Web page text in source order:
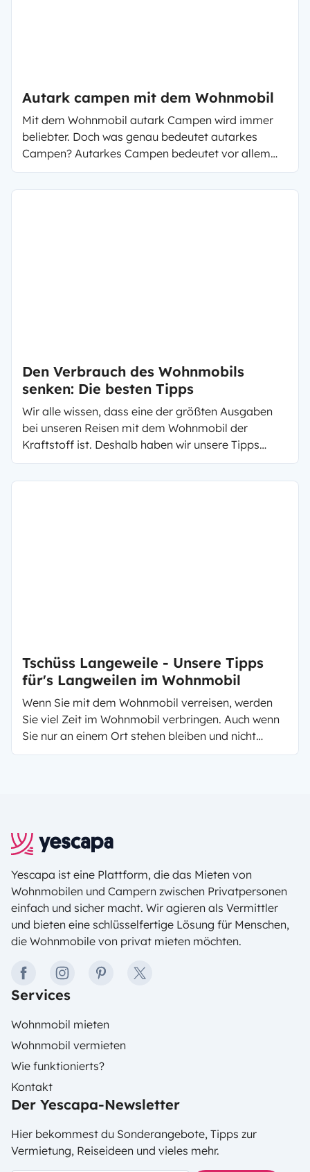
Autark campen mit dem Wohnmobil
Mit dem Wohnmobil autark Campen wird immer
beliebter. Doch was genau bedeutet autarkes
Campen? Autarkes Campen bedeutet vor allem
Unabhängigkeit. Unabhängig von einem
Den Verbrauch des Wohnmobils
senken: Die besten Tipps
Wir alle wissen, dass eine der größten Ausgaben
bei unseren Reisen mit dem Wohnmobil der
Kraftstoff ist. Deshalb haben wir unsere Tipps
zusammengefasst, wie Du Deinen Dieselverbrauch
Tschüss Langeweile - Unsere Tipps
für's Langweilen im Wohnmobil
Wenn Sie mit dem Wohnmobil verreisen, werden
Sie viel Zeit im Wohnmobil verbringen. Auch wenn
Sie nur an einem Ort stehen bleiben und nicht
mehrere Campingplätze aufsuchen. Damit sich
Yescapa ist eine Plattform, die das Mieten von
Wohnmobilen und Campern zwischen Privatpersonen
einfach und sicher macht. Wir agieren als Vermittler
und bieten eine schlüsselfertige Lösung für Menschen,
die Wohnmobile von privat mieten möchten.
facebookinstagrampinteresttwitter
Services
Wohnmobil mieten
Wohnmobil vermieten
Wie funktionierts?
Kontakt
Der Yescapa-Newsletter
Hier bekommest du Sonderangebote, Tipps zur
Vermietung, Reiseideen und vieles mehr.